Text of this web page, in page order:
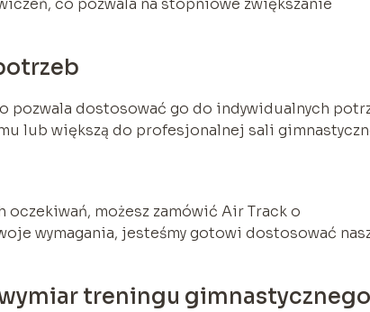
co pozwala na stopniowe zwiększanie
pozwala dostosować go do indywidualnych
lub większą do profesjonalnej sali
możesz zamówić Air Track o
wymagania, jesteśmy gotowi dostosować
treningu gimnastycznego